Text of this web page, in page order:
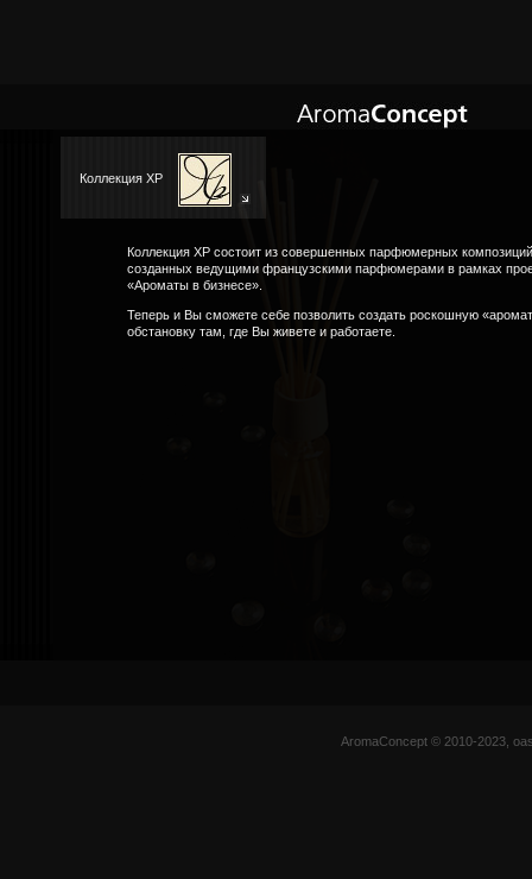
Коллекция XP
Коллекция XP состоит из совершенных парфюмерных
созданных ведущими французскими парфюмерами в рамках
«Ароматы в бизнесе».
Теперь и Вы сможете себе позволить создать роскошную
обстановку там, где Вы живете и работаете.
AromaConcept © 2010-2023,